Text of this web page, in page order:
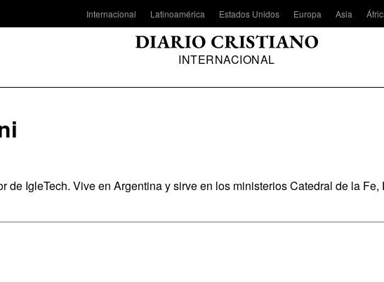
Internacional Latinoamérica Estados Unidos Europa Asia
INTERNACIONAL
de IgleTech. Vive en Argentina y sirve en los ministerios Catedral de la